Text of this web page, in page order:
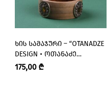
ᲮᲘᲡ ᲡᲐᲛᲐᲯᲣᲠᲘ – “OTANADZE
DESIGN • ᲝᲗᲐᲜᲐᲫᲔ
ᲓᲘᲖᲐᲘᲜᲘ”
175,00 ₾